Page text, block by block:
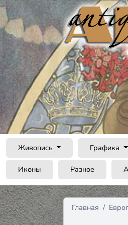
Живопись Графика
Иконы Разное
Главная